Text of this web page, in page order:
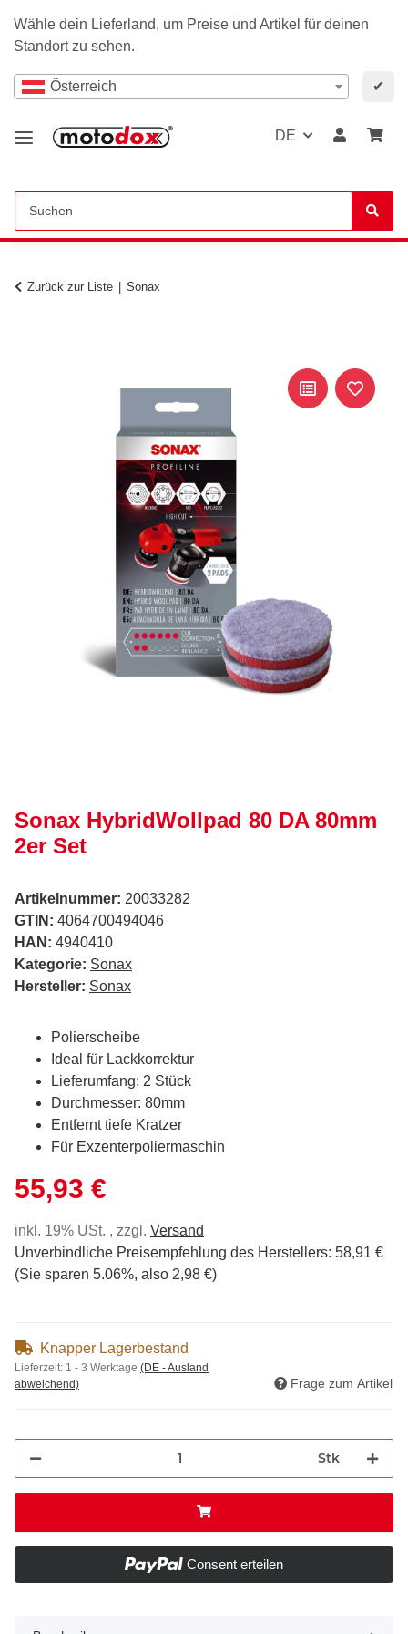
Wähle dein Lieferland, um Preise und Artikel für deinen
Standort zu sehen.
Österreich ✔
DE
Zurück zur Liste Sonax
Sonax HybridWollpad 80 DA 80mm
2er Set
Artikelnummer: 20033282
GTIN: 4064700494046
HAN: 4940410
Kategorie: Sonax
Hersteller: Sonax
Polierscheibe
Ideal für Lackkorrektur
Lieferumfang: 2 Stück
Durchmesser: 80mm
Entfernt tiefe Kratzer
Für Exzenterpoliermaschin
55,93 €
inkl. 19% USt. , zzgl. Versand
Unverbindliche Preisempfehlung des Herstellers: 58,91 €
(Sie sparen 5.06%, also 2,98 €)
Knapper Lagerbestand
Lieferzeit: 1 - 3 Werktage (DE - Ausland
abweichend)
Frage zum Artikel
Stk
Consent erteilen